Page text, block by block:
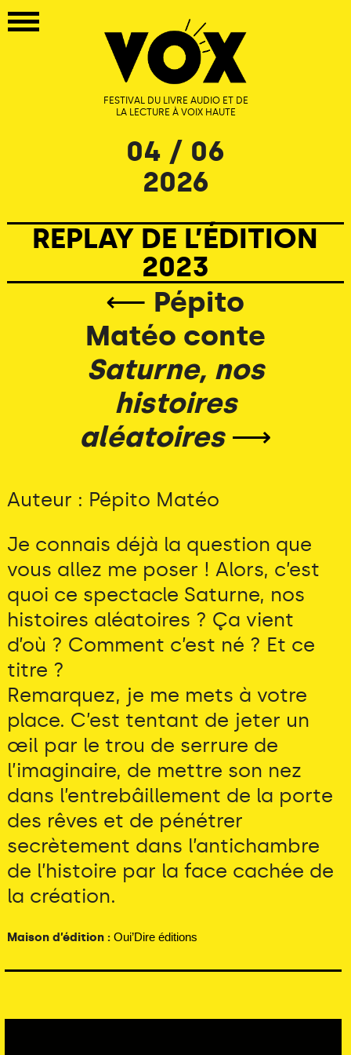
FESTIVAL DU LIVRE AUDIO ET DE
LA LECTURE À VOIX HAUTE
04 / 06
2026
REPLAY DE L’ÉDITION
2023
⟵ Pépito
Matéo conte
Saturne, nos
histoires
aléatoires ⟶
Auteur : Pépito Matéo
Je connais déjà la question que
vous allez me poser ! Alors, c’est
quoi ce spectacle Saturne, nos
histoires aléatoires ? Ça vient
d’où ? Comment c’est né ? Et ce
titre ?
Remarquez, je me mets à votre
place. C’est tentant de jeter un
œil par le trou de serrure de
l’imaginaire, de mettre son nez
dans l’entrebâillement de la porte
des rêves et de pénétrer
secrètement dans l’antichambre
de l’histoire par la face cachée de
la création.
Maison d’édition : Oui’Dire éditions